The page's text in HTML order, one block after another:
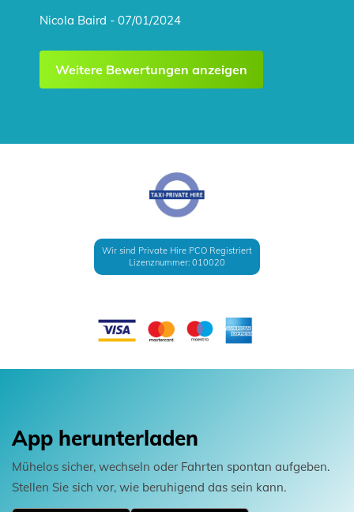
Nicola Baird - 07/01/2024
Weitere Bewertungen anzeigen
Wir sind Private Hire PCO Registriert
Lizenznummer: 010020
App herunterladen
Mühelos sicher, wechseln oder Fahrten spontan aufgeben.
Stellen Sie sich vor, wie beruhigend das sein kann.